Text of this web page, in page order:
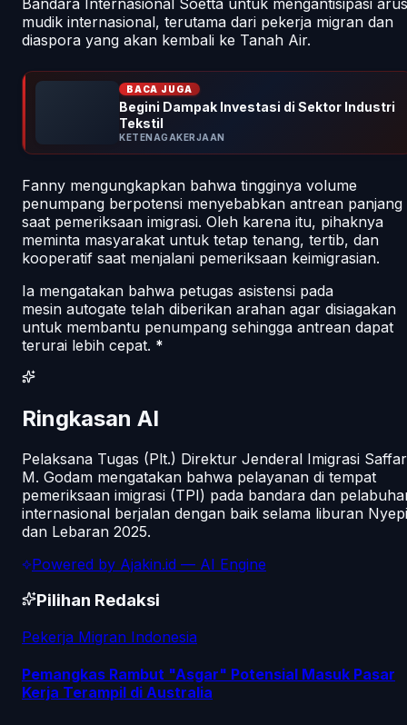
mudik internasional, terutama dari pekerja migran dan
diaspora yang akan kembali ke Tanah Air.
BACA JUGA
Begini Dampak Investasi di Sektor Industri
Tekstil
KETENAGAKERJAAN
Fanny mengungkapkan bahwa tingginya volume
penumpang berpotensi menyebabkan antrean panjang
saat pemeriksaan imigrasi. Oleh karena itu, pihaknya
meminta masyarakat untuk tetap tenang, tertib, dan
kooperatif saat menjalani pemeriksaan keimigrasian.
Ia mengatakan bahwa petugas asistensi pada
mesin autogate telah diberikan arahan agar disiagakan
untuk membantu penumpang sehingga antrean dapat
terurai lebih cepat. *
Ringkasan AI
Pelaksana Tugas (Plt.) Direktur Jenderal Imigrasi Saffar
M. Godam mengatakan bahwa pelayanan di tempat
pemeriksaan imigrasi (TPI) pada bandara dan
internasional berjalan dengan baik selama liburan Nyepi
dan Lebaran 2025.
Powered by Ajakin.id — AI Engine
Pilihan Redaksi
Pekerja Migran Indonesia
Pemangkas Rambut "Asgar" Potensial Masuk Pasar
Kerja Terampil di Australia